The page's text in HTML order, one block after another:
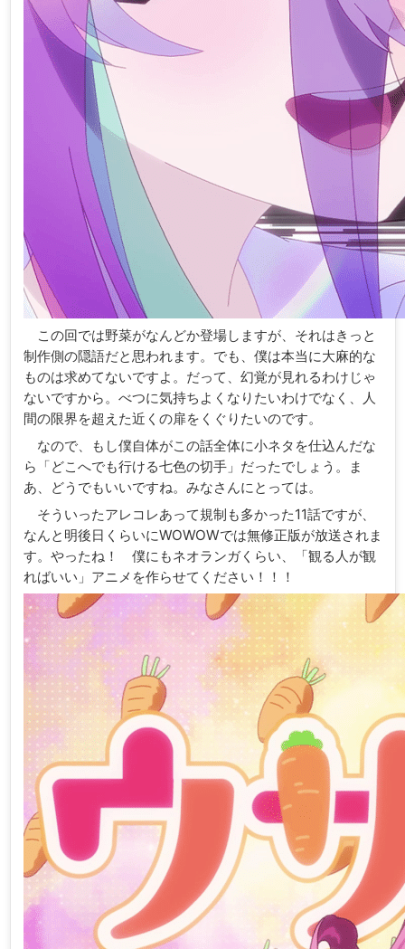
この回では野菜がなんどか登場しますが、それはきっと
制作側の隠語だと思われます。でも、僕は本当に大麻的な
ものは求めてないですよ。だって、幻覚が見れるわけじゃ
ないですから。べつに気持ちよくなりたいわけでなく、人
間の限界を超えた近くの扉をくぐりたいのです。
なので、もし僕自体がこの話全体に小ネタを仕込んだな
ら「どこへでも行ける七色の切手」だったでしょう。ま
あ、どうでもいいですね。みなさんにとっては。
そういったアレコレあって規制も多かった11話ですが、
なんと明後日くらいにWOWOWでは無修正版が放送されま
す。やったね！ 僕にもネオランガくらい、「観る人が観
ればいい」アニメを作らせてください！！！